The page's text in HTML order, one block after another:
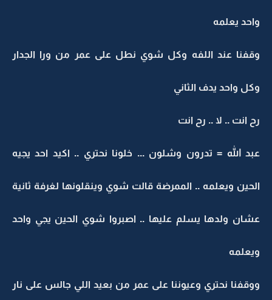
واحد يعلمه
وقفنا عند اللفه وكل شوي نطل على عمر من ورا الجدار
وكل واحد يدف الثاني
رح انت .. لا .. رح انت
عبد الله = تدرون وشلون ... خلونا نحتري .. اكيد احد يجيه
الحين ويعلمه .. الممرضة قالت شوي وينقلونها لغرفة ثانية
عشان ولدها يسلم عليها .. اصبروا شوي الحين يجي واحد
ويعلمه
ووقفنا نحتري وعيوننا على عمر من بعيد اللي جالس على نار